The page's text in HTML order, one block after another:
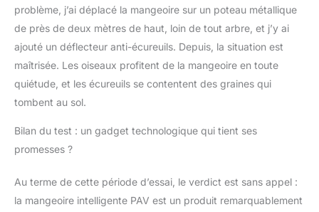
problème, j’ai déplacé la mangeoire sur un poteau métallique
de près de deux mètres de haut, loin de tout arbre, et j’y ai
ajouté un déflecteur anti-écureuils. Depuis, la situation est
maîtrisée. Les oiseaux profitent de la mangeoire en toute
quiétude, et les écureuils se contentent des graines qui
tombent au sol.
Bilan du test : un gadget technologique qui tient ses
promesses ?
Au terme de cette période d’essai, le verdict est sans appel :
la mangeoire intelligente PAV est un produit remarquablement